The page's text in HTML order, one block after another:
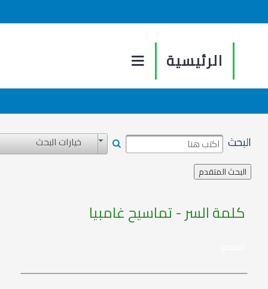
الرئيسية
البحث خيارات البحث
كلمة السر - تماسيح غامبيا